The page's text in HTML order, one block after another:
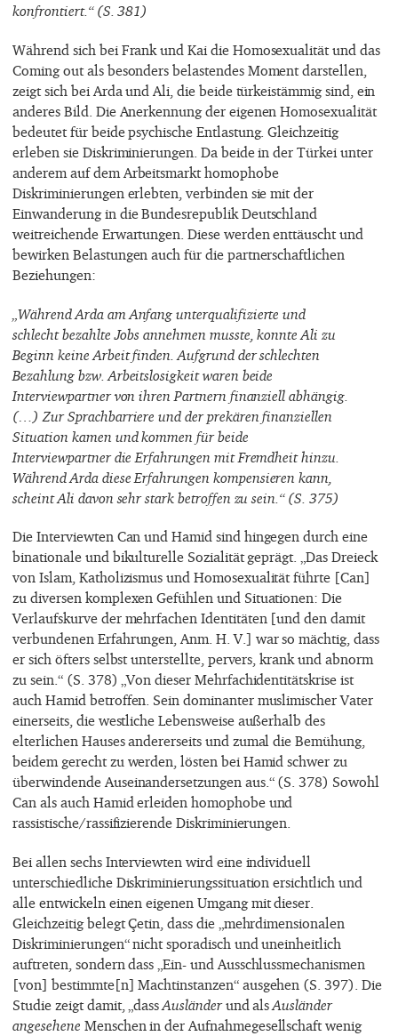
konfrontiert.“ (S. 381)
Während sich bei Frank und Kai die Homosexualität und das
Coming out als besonders belastendes Moment darstellen,
zeigt sich bei Arda und Ali, die beide türkeistämmig sind, ein
anderes Bild. Die Anerkennung der eigenen Homosexualität
bedeutet für beide psychische Entlastung. Gleichzeitig
erleben sie Diskriminierungen. Da beide in der Türkei unter
anderem auf dem Arbeitsmarkt homophobe
Diskriminierungen erlebten, verbinden sie mit der
Einwanderung in die Bundesrepublik Deutschland
weitreichende Erwartungen. Diese werden enttäuscht und
bewirken Belastungen auch für die partnerschaftlichen
Beziehungen:
„Während Arda am Anfang unterqualifizierte und
schlecht bezahlte Jobs annehmen musste, konnte Ali zu
Beginn keine Arbeit finden. Aufgrund der schlechten
Bezahlung bzw. Arbeitslosigkeit waren beide
Interviewpartner von ihren Partnern finanziell abhängig.
(…) Zur Sprachbarriere und der prekären finanziellen
Situation kamen und kommen für beide
Interviewpartner die Erfahrungen mit Fremdheithinzu.
Während Arda diese Erfahrungen kompensieren kann,
scheint Ali davon sehr stark betroffen zu sein.“ (S. 375)
Die Interviewten Can und Hamid sind hingegen durch eine
binationale und bikulturelle Sozialität geprägt. „Das Dreieck
von Islam, Katholizismus und Homosexualität führte [Can]
zu diversen komplexen Gefühlen und Situationen: Die
Verlaufskurve der mehrfachen Identitäten [und den damit
verbundenen Erfahrungen, Anm. H. V.] war so mächtig, dass
er sich öfters selbst unterstellte, pervers, krank und abnorm
zu sein.“ (S. 378) „Von dieser Mehrfachidentitätskrise ist
auch Hamid betroffen. Sein dominanter muslimischer Vater
einerseits, die westliche Lebensweise außerhalb des
elterlichen Hauses andererseits und zumal die Bemühung,
beidem gerecht zu werden, lösten bei Hamid schwer zu
überwindende Auseinandersetzungen aus.“ (S. 378) Sowohl
Can als auch Hamid erleiden homophobe und
rassistische/rassifizierende Diskriminierungen.
Bei allen sechs Interviewten wird eine individuell
unterschiedliche Diskriminierungssituation ersichtlich und
alle entwickeln einen eigenen Umgang mit dieser.
Gleichzeitig belegt Çetin, dass die „mehrdimensionalen
Diskriminierungen“ nicht sporadisch und uneinheitlich
auftreten, sondern dass „Ein- und Ausschlussmechanismen
[von] bestimmte[n] Machtinstanzen“ ausgehen (S. 397). Die
Studie zeigt damit, „dassAusländerund alsAusländer
angesehene Menschen in der Aufnahmegesellschaft wenig